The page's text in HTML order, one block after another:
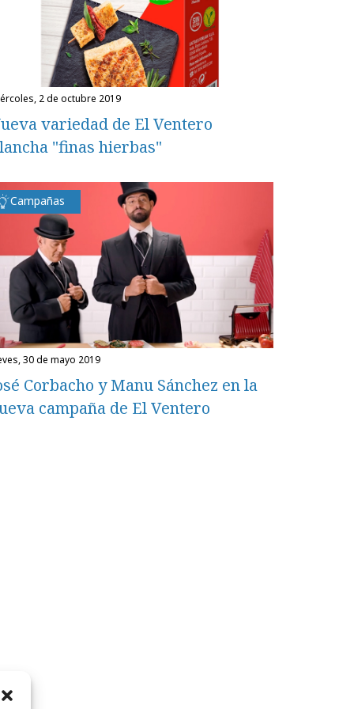
2 de octubre 2019
variedad de El Ventero
"finas hierbas"
Campañas
30 de mayo 2019
Corbacho y Manu Sánchez en la
campaña de El Ventero